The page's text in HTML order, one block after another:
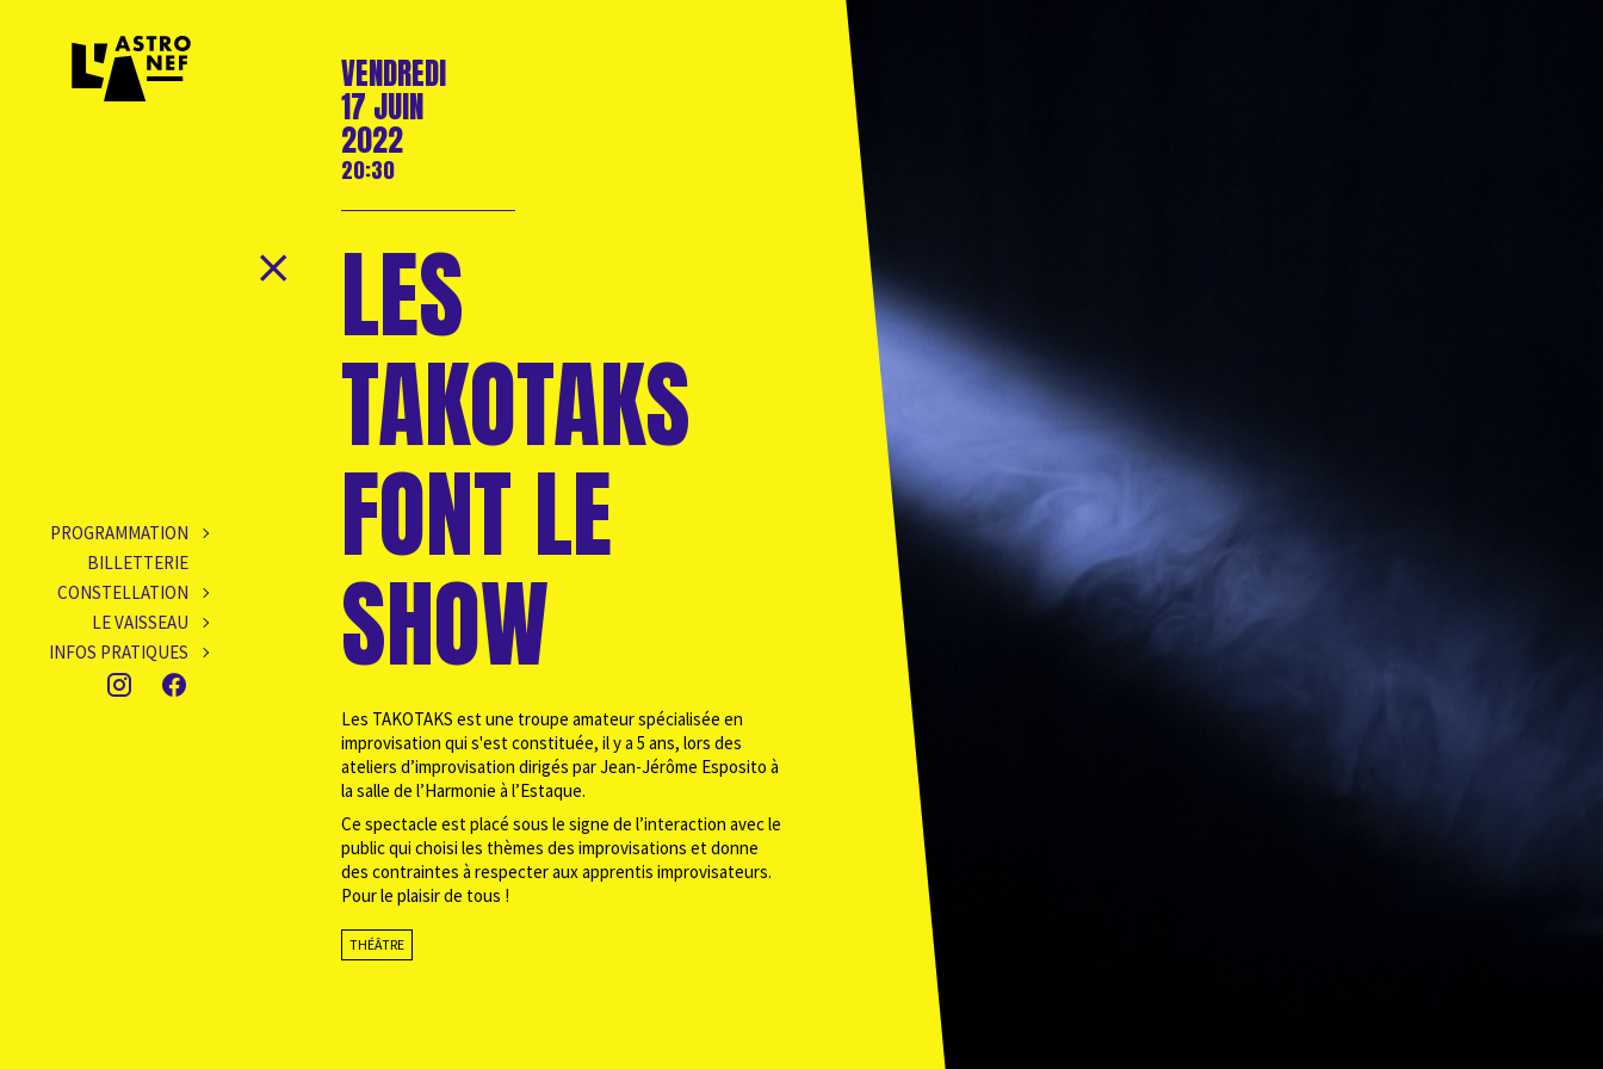
PROGRAMMATION
BILLETTERIE
CONSTELLATION
LE VAISSEAU
INFOS PRATIQUES
VENDREDI
17 JUIN
2022
20:30
LES
TAKOTAKS
FONT LE
SHOW
Les TAKOTAKS est une troupe amateur spécialisée en
improvisation qui s'est constituée, il y a 5 ans, lors des
ateliers d’improvisation dirigés par Jean-Jérôme Esposito à
la salle de l’Harmonie à l’Estaque.
Ce spectacle est placé sous le signe de l’interaction avec le
public qui choisi les thèmes des improvisations et donne
des contraintes à respecter aux apprentis improvisateurs.
Pour le plaisir de tous !
THÉÂTRE